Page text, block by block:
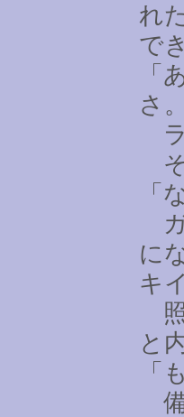
れ
で
「
さ
ラ
そ
「
ガ
に
キ
照
と
「
備